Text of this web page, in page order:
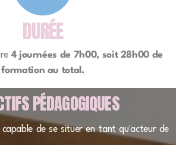
DURÉE
4 journées de 7h00, soit 28h00 de
formation au total.
PÉDAGOGIQUES
capable de se situer en tant qu'acteur de
et techniques d'écoute
: comment mieux
à une personne agressive
aidés et professionnels